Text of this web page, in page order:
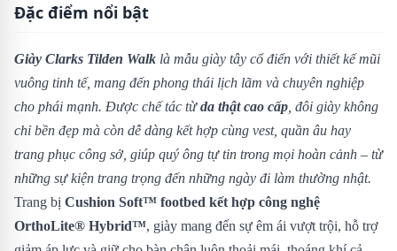
Đặc điểm nổi bật
Giày Clarks Tilden Walk là mẫu giày tây cổ điển với thiết kế mũi
vuông tinh tế, mang đến phong thái lịch lãm và chuyên nghiệp
cho phái mạnh. Được chế tác từda thật cao cấp , đôi giày không
chỉ bền đẹp mà còn dễ dàng kết hợp cùng vest, quần âu hay
trang phục công sở, giúp quý ông tự tin trong mọi hoàn cảnh – từ
những sự kiện trang trọng đến những ngày đi làm thường nhật.
Trang bị Cushion Soft™ footbed kết hợp công nghệ
OrthoLite® Hybrid™, giày mang đến sự êm ái vượt trội, hỗ trợ